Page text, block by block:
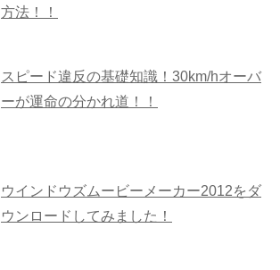
方法！！
スピード違反の基礎知識！30km/hオーバ
ーが運命の分かれ道！！
ウインドウズムービーメーカー2012をダ
ウンロードしてみました！